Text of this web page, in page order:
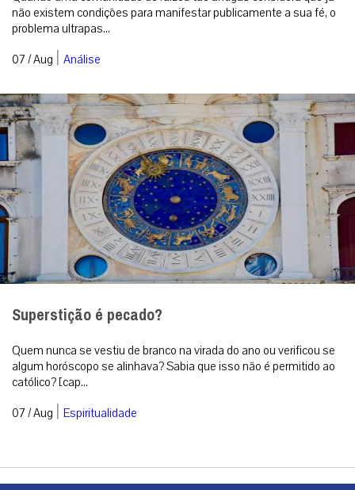
não existem condições para manifestar publicamente a sua fé, o
problema ultrapas...
07 / Aug | Análise
Superstição é pecado?
Quem nunca se vestiu de branco na virada do ano ou verificou se
algum horóscopo se alinhava? Sabia que isso não é permitido ao
católico? [cap...
07 / Aug | Espiritualidade